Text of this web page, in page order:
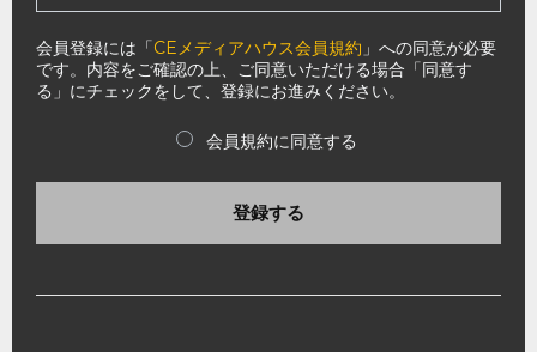
会員登録には「CEメディアハウス会員規約 」への同意が必要
です。内容をご確認の上、ご同意いただける場合「同意す
る」にチェックをして、登録にお進みください。
会員規約に同意する
登録する